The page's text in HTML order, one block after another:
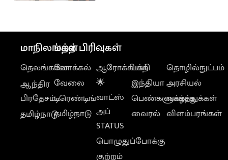
மாநிலங்கள்
தெலங்கானா
ஆந்திர
பிரதேசம்
தமிழ்நாடு
மற்ற பிரிவுகள்
லோக்கல்
வேலை
டிரெண்டிங்
தமிழ்நாடு
ஆரோக்கியம்
🌟
வாட்ஸ்
அப்
STATUS
பொழுதுப்போக்கு
குற்றம்
பக்தி
இந்தியா
பெண்களுக்காக
வைரல்
தொழில்நுட்பம்
அரசியல்
வாழ்த்துக்கள்
விளம்பரங்கள்